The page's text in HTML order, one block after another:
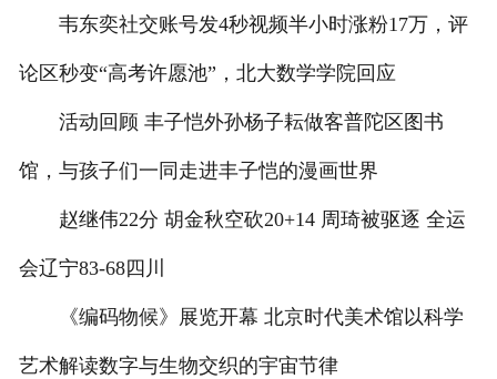
韦东奕社交账号发4秒视频半小时涨粉17万，评
论区秒变“高考许愿池”，北大数学学院回应
活动回顾 丰子恺外孙杨子耘做客普陀区图书
馆，与孩子们一同走进丰子恺的漫画世界
赵继伟22分 胡金秋空砍20+14 周琦被驱逐 全运
会辽宁83-68四川
《编码物候》展览开幕 北京时代美术馆以科学
艺术解读数字与生物交织的宇宙节律